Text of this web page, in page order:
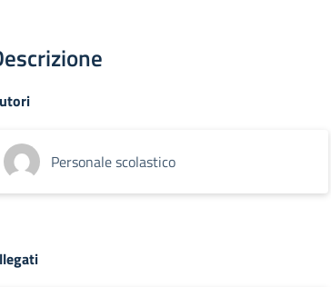
Personale scolastico